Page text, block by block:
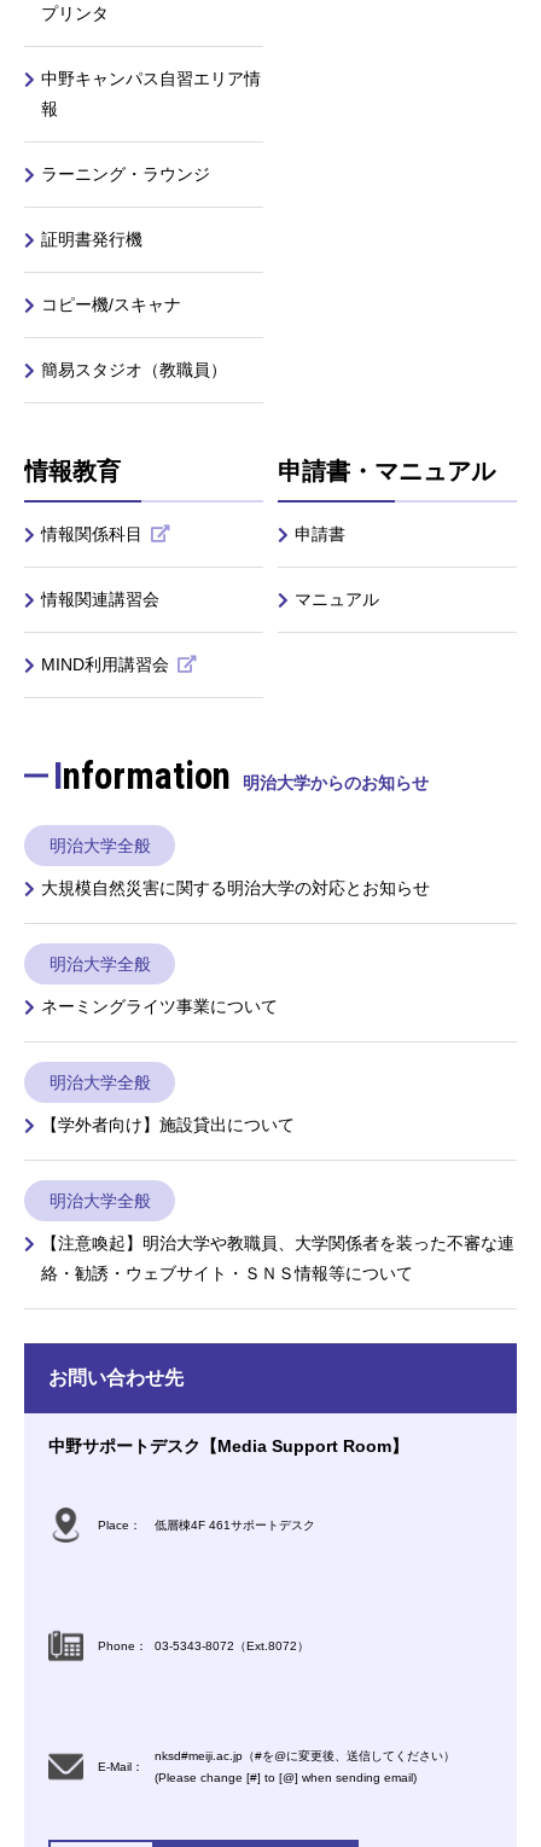
プリンタ
中野キャンパス自習エリア情
報
ラーニング・ラウンジ
証明書発行機
コピー機/スキャナ
簡易スタジオ（教職員）
情報教育
情報関係科目
情報関連講習会
MIND利用講習会
申請書・マニュアル
申請書
マニュアル
Information 明治大学からのお知らせ
明治大学全般
大規模自然災害に関する明治大学の対応とお知らせ
明治大学全般
ネーミングライツ事業について
明治大学全般
【学外者向け】施設貸出について
明治大学全般
【注意喚起】明治大学や教職員、大学関係者を装った不審な連
絡・勧誘・ウェブサイト・ＳＮＳ情報等について
お問い合わせ先
中野サポートデスク【Media Support Room】
Place： 低層棟4F 461サポートデスク
Phone： 03-5343-8072（Ext.8072）
E-Mail：
nksd#meiji.ac.jp（#を@に変更後、送信してください）
(Please change [#] to [@] when sending email)